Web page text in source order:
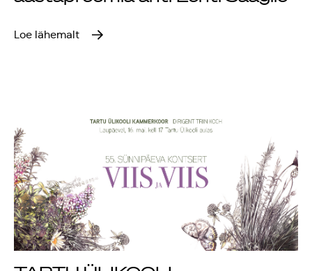
Rahvusülikool 100
Galakontsert
"Baltikum tantsib"
Üliõpilasmaja 20.
sünnipäev
Gaudeamus 2018
Loe lähemalt